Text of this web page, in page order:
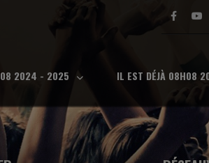
2024 - 2025 IL EST DÉJÀ 08H08